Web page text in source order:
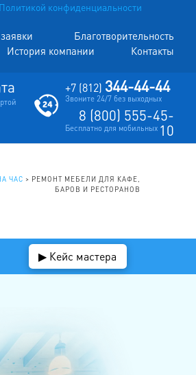
Политикой конфиденциальности
Благотворительность
История компании Контакты
+7 (812) 344-44-44
Звоните 24/7 без выходных
8 (800) 555-45-
10
Бесплатно для мобильных
ЧАС > РЕМОНТ МЕБЕЛИ ДЛЯ КАФЕ,
БАРОВ И РЕСТОРАНОВ
▶ Кейс мастера